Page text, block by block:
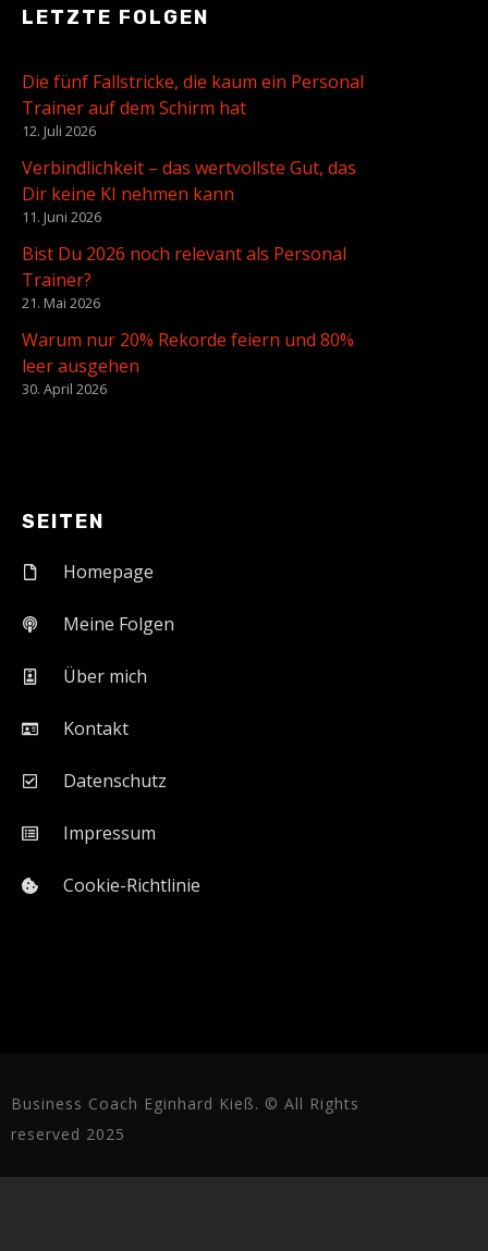
LETZTE FOLGEN
Die fünf Fallstricke, die kaum ein Personal
Trainer auf dem Schirm hat
12. Juli 2026
Verbindlichkeit – das wertvollste Gut, das
Dir keine KI nehmen kann
11. Juni 2026
Bist Du 2026 noch relevant als Personal
Trainer?
21. Mai 2026
Warum nur 20% Rekorde feiern und 80%
leer ausgehen
30. April 2026
SEITEN
Homepage
Meine Folgen
Über mich
Kontakt
Datenschutz
Impressum
Cookie-Richtlinie
Business Coach Eginhard Kieß. © All Rights
reserved 2025